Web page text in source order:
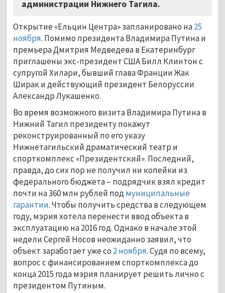
администрации Нижнего Тагила.
Открытие «Ельцин Центра» запланировано на25
ноября. Помимо президента Владимира Путина и
премьера Дмитрия Медведева в Екатеринбург
приглашены экс-президент США Билл Клинтон с
супругой Хилари, бывший глава Франции Жак
Ширак и действующий президент Белоруссии
Александр Лукашенко.
Во время возможного визита Владимира Путина в
Нижний Тагил президенту покажут
реконструированный по его указу
Нижнетагильский драматический театр и
спорткомплекс «Президентский». Последний,
правда, до сих пор не получил ни копейки из
федерального бюджета – подрядчик взял кредит
почти на 360 млн рублей подмуниципальные
гарантии. Чтобы получить средства в следующем
году, мэрия хотела перенести ввод объекта в
эксплуатацию на 2016 год. Однако в начале этой
недели Сергей Носов неожиданно заявил, что
объект заработает уже со 2 ноября. Судя по всему,
вопрос с финансированием спорткомплекса до
конца 2015 года мэрия планирует решить лично с
президентом Путиным.